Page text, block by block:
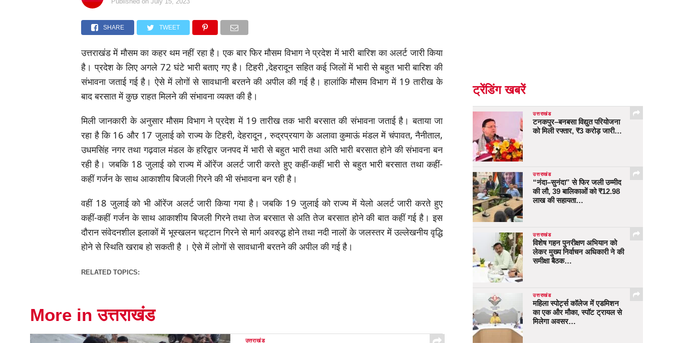
SHARE TWEET
उत्तराखंड में मौसम का कहर थम नहीं रहा है। एक बार फिर मौसम विभाग ने प्रदेश में भारी बारिश का अलर्ट जारी किया
है। प्रदेश के लिए अगले 72 घंटे भारी बताए गए है। टिहरी ,देहरादून सहित कई जिलों में भारी से बहुत भारी बारिश की
संभावना जताई गई है। ऐसे में लोगों से सावधानी बरतने की अपील की गई है। हालांकि मौसम विभाग में 19 तारीख के
बाद बरसात में कुछ राहत मिलने की संभावना व्यक्त की है।
मिली जानकारी के अनुसार मौसम विभाग ने प्रदेश में 19 तारीख तक भारी बरसात की संभावना जताई है। बताया जा
रहा है कि 16 और 17 जुलाई को राज्य के टिहरी, देहरादून , रुद्रप्रयाग के अलावा कुमाऊं मंडल में चंपावत, नैनीताल,
उधमसिंह नगर तथा गढ़वाल मंडल के हरिद्वार जनपद में भारी से बहुत भारी तथा अति भारी बरसात होने की संभावना बन
रही है। जबकि 18 जुलाई को राज्य में ऑरेंज अलर्ट जारी करते हुए कहीं-कहीं भारी से बहुत भारी बरसात तथा कहीं-
कहीं गर्जन के साथ आकाशीय बिजली गिरने की भी संभावना बन रही है।
वहीं 18 जुलाई को भी ऑरेंज अलर्ट जारी किया गया है। जबकि 19 जुलाई को राज्य में येलो अलर्ट जारी करते हुए
कहीं-कहीं गर्जन के साथ आकाशीय बिजली गिरने तथा तेज बरसात से अति तेज बरसात होने की बात कहीं गई है। इस
दौरान संवेदनशील इलाकों में भूस्खलन चट्टान गिरने से मार्ग अवरुद्ध होने तथा नदी नालों के जलस्तर में उल्लेखनीय वृद्धि
होने से स्थिति खराब हो सकती है । ऐसे में लोगों से सावधानी बरतने की अपील की गई है।
RELATED TOPICS:
More in उत्तराखंड
उत्तराखंड
ट्रेंडिंग खबरें
उत्तराखंड
टनकपुर–बनबसा विद्युत परियोजना
को मिली रफ्तार, ₹3 करोड़ जारी…
उत्तराखंड
“नंदा–सुनंदा” से फिर जली उम्मीद
की लौ, 39 बालिकाओं को ₹12.98
लाख की सहायता…
उत्तराखंड
विशेष गहन पुनरीक्षण अभियान को
लेकर मुख्य निर्वाचन अधिकारी ने की
समीक्षा बैठक…
उत्तराखंड
महिला स्पोर्ट्स कॉलेज में एडमिशन
का एक और मौका, स्पॉट ट्रायल से
मिलेगा अवसर…